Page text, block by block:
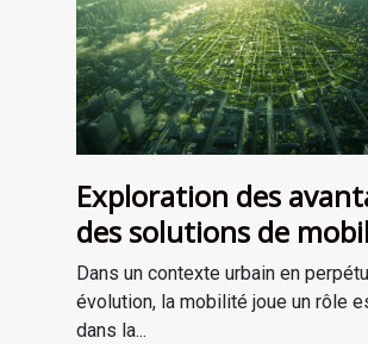
Exploration des
des solutions de
intégrée en milieu
Dans un contexte urbain en
évolution, la mobilité joue un rôle
dans la...